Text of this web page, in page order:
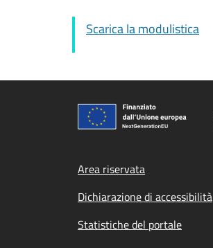
Scarica la modulistica
Footer menu
Area riservata
Dichiarazione di accessibilità
Statistiche del portale